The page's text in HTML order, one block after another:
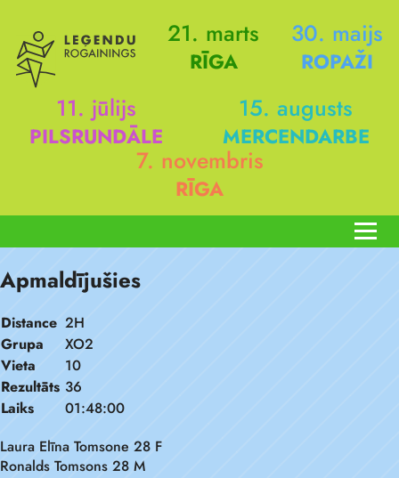
21. marts
RĪGA
30. maijs
ROPAŽI
11. jūlijs
PILSRUNDĀLE
15. augusts
MERCENDARBE
7. novembris
RĪGA
Apmaldījušies
Distance 2H
Grupa
XO2
Vieta
10
Rezultāts 36
Laiks
01:48:00
Laura Elīna Tomsone 28 F
Ronalds Tomsons 28 M